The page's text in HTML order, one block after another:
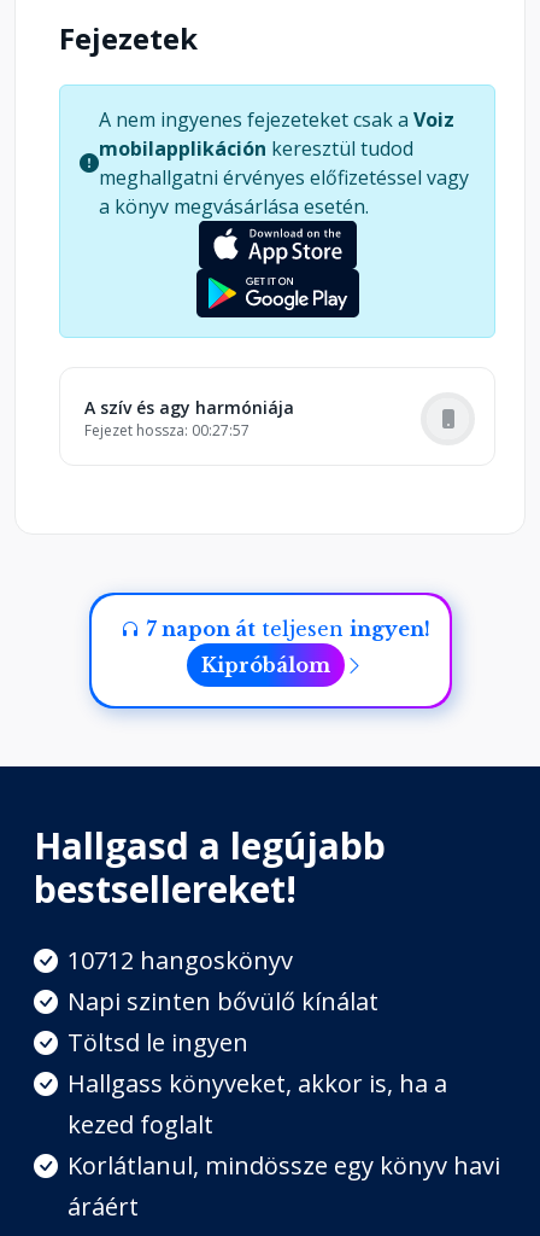
– ott él benned, a tudatos figyelmed és a
együtt lélegzik. Egy vagy a térrel, a bolygóval, az
élettel. Lépj kapcsolatba önmagad magasabb
verziójával – ott, ahol a szív vezet, és az elme
követ.
Fejezetek
A nem ingyenes fejezeteket csak a Voiz
mobilapplikáción keresztül tudod
meghallgatni érvényes előfizetéssel vagy
a könyv megvásárlása esetén.
A szív és agy harmóniája
Fejezet hossza: 00:27:57
7 napon átteljesen ingyen!
Kipróbálom
Hallgasd a legújabb
bestsellereket!
10712 hangoskönyv
Napi szinten bővülő kínálat
Töltsd le ingyen
Hallgass könyveket, akkor is, ha a
kezed foglalt
Korlátlanul, mindössze egy könyv havi
áráért